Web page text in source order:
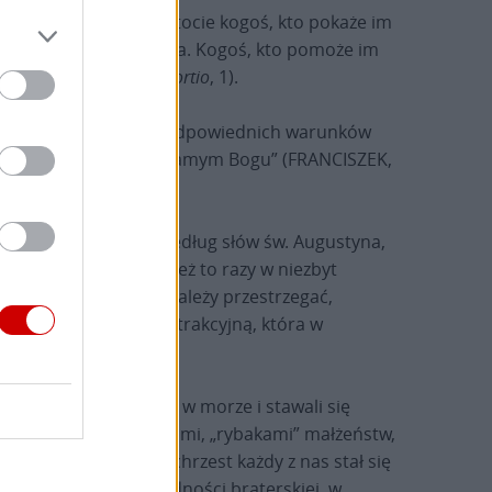
potrzebuje w istocie kogoś, kto pokaże im
siła z niego wypływa. Kogoś, kto pomoże im
II,
Familiaris consortio, 1).
ich w tworzeniu odpowiednich warunków
źródło ma w samym Bogu” (FRANCISZEK,
jest, według słów św. Augustyna,
, II, 146). Ileż to razy w niezbyt
których należy przestrzegać,
uciążliwą i niezbyt atrakcyjną, która w
zarzucili sieci w morze i stawali się
szafarzami, „rybakami” małżeństw,
Zbawiciela. Przez chrzest każdy z nas stał się